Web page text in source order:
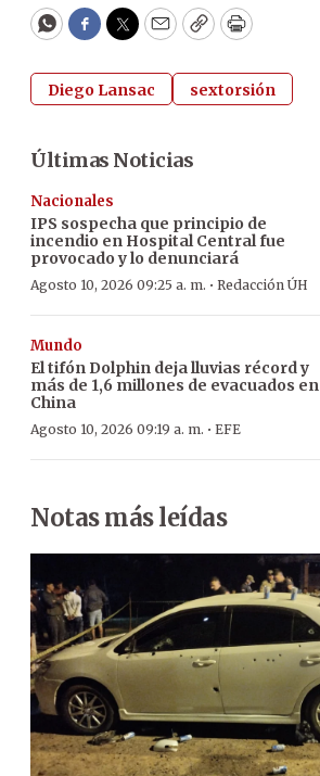
WhatsApp
Facebook
Twitter
EmailCopyPrint
Diego Lansac sextorsión
Últimas Noticias
Nacionales
IPS sospecha que principio de
incendio en Hospital Central fue
provocado y lo denunciará
Agosto 10, 2026 09:25 a. m. · Redacción ÚH
Mundo
El tifón Dolphin deja lluvias récord y
más de 1,6 millones de evacuados en
China
Agosto 10, 2026 09:19 a. m. · EFE
Notas más leídas